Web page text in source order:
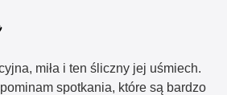
miła i ten śliczny jej uśmiech.
spotkania, które są bardzo